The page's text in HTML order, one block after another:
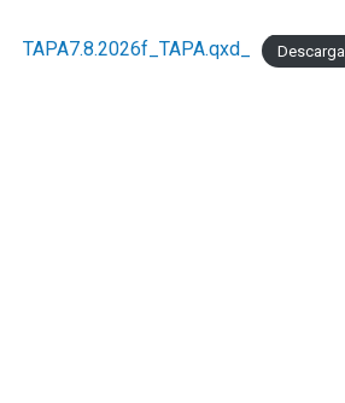
TAPA7.8.2026f_TAPA.qxd_ Descarga